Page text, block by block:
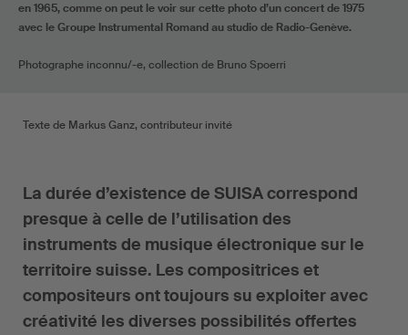
en 1965, comme on peut le voir sur cette photo d’un concert de 1975
avec le Groupe Instrumental Romand au studio de Radio-Genève.
Photographe inconnu/-e, collection de Bruno Spoerri
Texte de Markus Ganz, contributeur invité
La durée d’existence de SUISA correspond
presque à celle de l’utilisation des
instruments de musique électronique sur le
territoire suisse. Les compositrices et
compositeurs ont toujours su exploiter avec
créativité les diverses possibilités offertes